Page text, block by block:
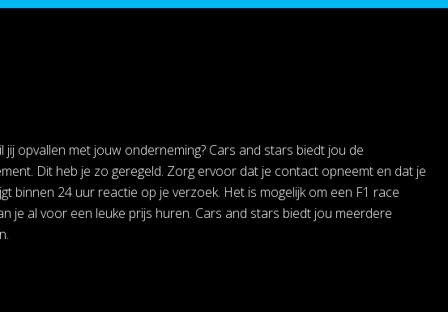
opvallen met jouw onderneming? Cars and stars biedt jou de
Dit heb je zo geregeld. Zorg ervoor dat je contact opneemt en dat je
binnen 24 uur reactie op je verzoek. Het is mogelijk om een F1 race
je al voor een leuke prijs huren. Cars and stars biedt jou meerdere